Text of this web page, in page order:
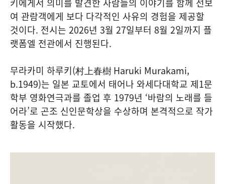
키에게서 의미를 발견한 사람들의 이야기를 함께 선보
여 관람객에게 보다 다각적인 사유의 경험을 제공할
것이다. 전시는 2026년 3월 27일부터 8월 2일까지 플
랫폼엘 전관에서 진행된다.
무라카미 하루키(村上春樹 Haruki Murakami,
b.1949)는 일본 교토에서 태어나 와세다대학교 제1문
학부 영화연극과를 졸업 후 1979년 ‘바람의 노래를 들
어라’로 곤조 신인문학상을 수상하며 본격적으로 작가
활동을 시작했다.